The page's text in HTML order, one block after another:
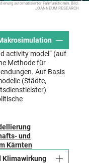
automatisierter Fahrfunktionen. Bild:
JOANNEUM RESEARCH
activity model“ (auf
Methode für
Auf Basis
(Städte,
und
Kärnten
Klimawirkung